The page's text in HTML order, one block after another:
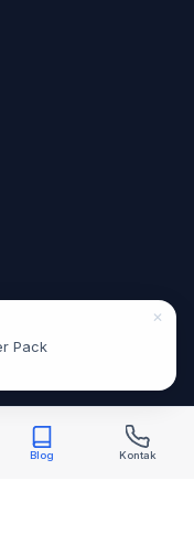
Blog Kontak
Pack
✕